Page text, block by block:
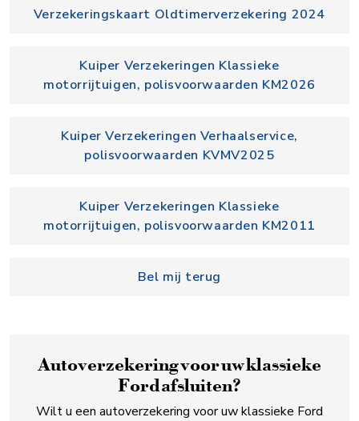
Verzekeringskaart Oldtimerverzekering 2024
Kuiper Verzekeringen Klassieke
motorrijtuigen, polisvoorwaarden KM2026
Kuiper Verzekeringen Verhaalservice,
polisvoorwaarden KVMV2025
Kuiper Verzekeringen Klassieke
motorrijtuigen, polisvoorwaarden KM2011
Bel mij terug
Auto­verzekering voor uw klassieke
Ford afsluiten?
Wilt u een autoverzekering voor uw klassieke Ford